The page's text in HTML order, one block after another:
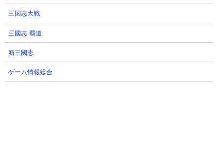
す。
三国志大戦
三國志 覇道
新三國志
ゲーム情報総合